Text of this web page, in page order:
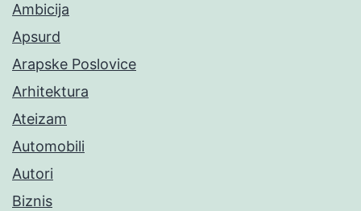
Ambicija
Apsurd
Arapske Poslovice
Arhitektura
Ateizam
Automobili
Autori
Biznis